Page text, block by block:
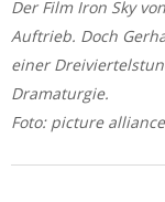
Der Film Iron Sky
Auftrieb. Doch
einer
Dramaturgie.
Foto: picture